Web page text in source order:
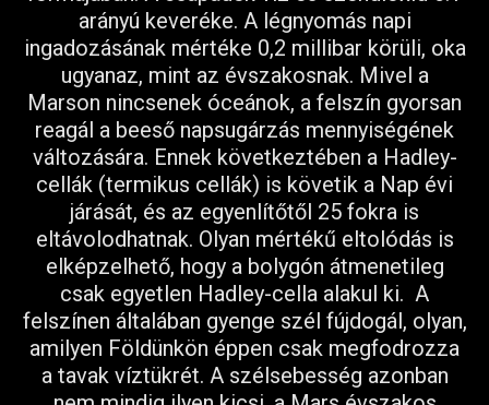
arányú keveréke. A légnyomás napi
ingadozásának mértéke 0,2 millibar körüli, oka
ugyanaz, mint az évszakosnak. Mivel a
Marson nincsenek óceánok, a felszín gyorsan
reagál a beeső napsugárzás mennyiségének
változására. Ennek következtében a Hadley-
cellák (termikus cellák) is követik a Nap évi
járását, és az egyenlítőtől 25 fokra is
eltávolodhatnak. Olyan mértékű eltolódás is
elképzelhető, hogy a bolygón átmenetileg
csak egyetlen Hadley-cella alakul ki. A
felszínen általában gyenge szél fújdogál, olyan,
amilyen Földünkön éppen csak megfodrozza
a tavak víztükrét. A szélsebesség azonban